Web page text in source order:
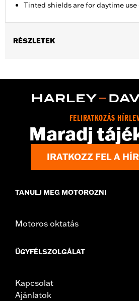
Tinted shields are for daytime use
RÉSZLETEK
Collection:Genuine Motorclothes
d.com/warrantyfor full details
FELIRATKOZÁS
Maradj
IRATKOZZ FEL A
TANULJ MEG MOTOROZNI
Motoros oktatás
ÜGYFÉLSZOLGÁLAT
Kapcsolat
Ajánlatok